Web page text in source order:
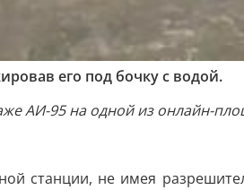
его под бочку с водой.
АИ-95 на одной из онлайн-
станции, не имея